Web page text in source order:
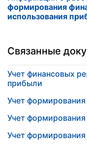
формирования
использования
Связанные
Учет финансовых
прибыли
Учет
Учет
Учет